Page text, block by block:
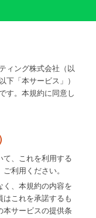
ィング株式会社（以
下「本サービス」）
す。本規約に同意し
て、これを利用する
利用ください。
く、本規約の内容を
これを承諾するも
本サービスの提供条